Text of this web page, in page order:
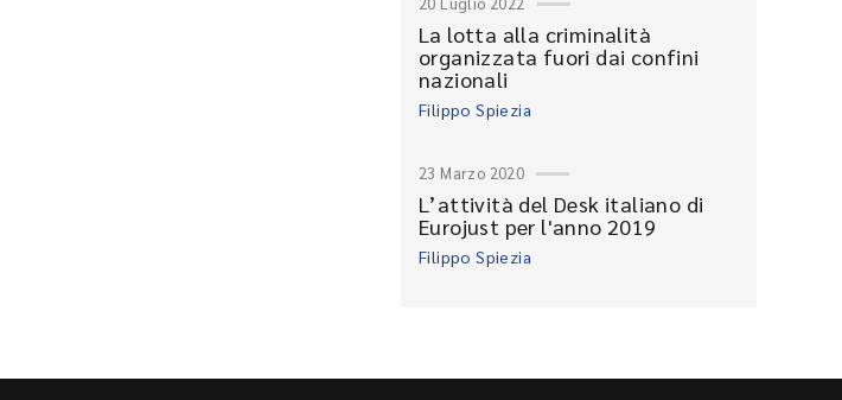
La lotta alla criminalità
organizzata fuori dai confini
nazionali
Filippo Spiezia
23 Marzo 2020
L’attività del Desk italiano di
Eurojust per l'anno 2019
Filippo Spiezia